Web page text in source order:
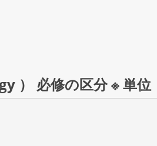
） 必修の区分 ※ 単位